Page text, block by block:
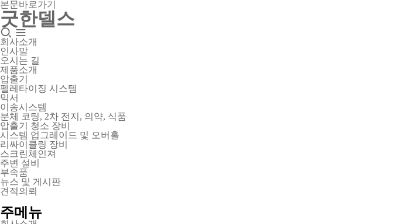
본문바로가기
굿한델스
회사소개
인사말
오시는 길
제품소개
압출기
펠레타이징 시스템
믹서
이송시스템
분체 코팅, 2차 전지, 의약, 식품
압출기 청소 장비
시스템 업그레이드 및 오버홀
리싸이클링 장비
스크린체인져
주변 설비
부속품
뉴스 및 게시판
견적의뢰
주메뉴